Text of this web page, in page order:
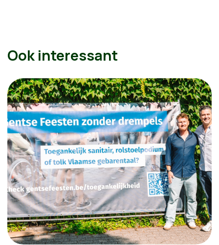
Ook interessant